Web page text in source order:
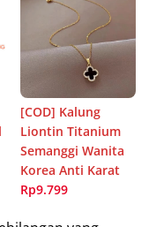
[COD] Kalung
Liontin Titanium
Semanggi Wanita
Korea Anti Karat
Rp9.799